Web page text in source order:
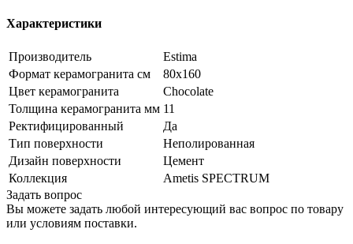
Характеристики
Производитель
Estima
Формат керамогранита см
80х160
Цвет керамогранита
Chocolate
Толщина керамогранита мм 11
Ректифицированный
Да
Тип поверхности
Неполированная
Дизайн поверхности
Цемент
Коллекция
Ametis SPECTRUM
Задать вопрос
Вы можете задать любой интересующий вас вопрос по товару
или условиям поставки.